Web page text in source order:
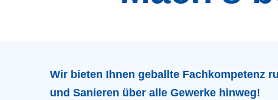
Wir bieten Ihnen geballte Fachkompetenz
und Sanieren über alle Gewerke hinweg!